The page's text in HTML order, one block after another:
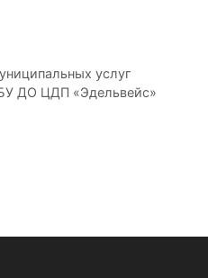
услуг
ДО ЦДП «Эдельвейс»